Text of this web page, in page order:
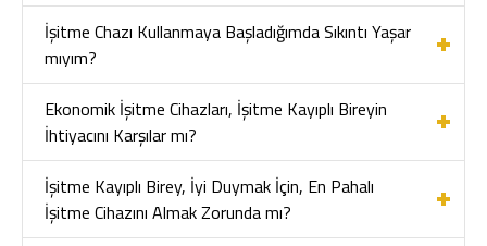
İşitme Chazı Kullanmaya Başladığımda Sıkıntı Yaşar
mıyım?
Ekonomik İşitme Cihazları, İşitme Kayıplı Bireyin
İhtiyacını Karşılar mı?
İşitme Kayıplı Birey, İyi Duymak İçin, En Pahalı
İşitme Cihazını Almak Zorunda mı?